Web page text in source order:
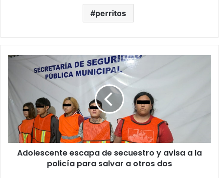
perritos
Adolescente
de
secuestro
y
policía
paraAdolescente escapa de secuestro y avisa a la
policía para salvar a otros dos